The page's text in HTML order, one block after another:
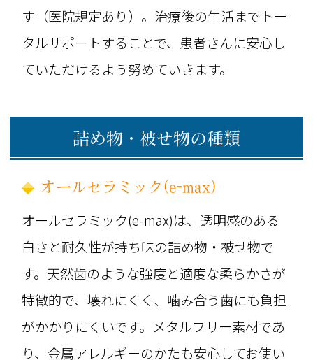
す（医院規定あり）。治療後の生活までトー
タルサポートすることで、患者さんに安心し
ていただけるよう努めていきます。
詰め物・被せ物の種類
オールセラミック(e-max)
オールセラミック(e-max)は、透明感のある
白さと耐久性が持ち味の詰め物・被せ物で
す。天然歯のような強度と適度な柔らかさが
特徴的で、壊れにくく、噛み合う歯にも負担
がかかりにくいです。メタルフリー素材であ
り、金属アレルギーのかたも安心してお使い